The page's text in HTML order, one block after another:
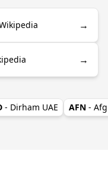
→
→
- Dirham UAE AFN -